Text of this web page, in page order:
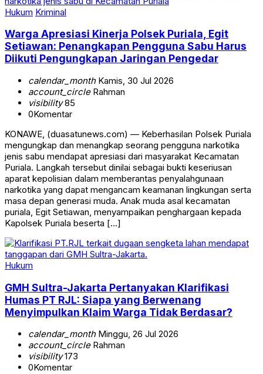
Hukum Kriminal
Warga Apresiasi Kinerja Polsek Puriala, Egit
Setiawan: Penangkapan Pengguna Sabu Harus
Diikuti Pengungkapan Jaringan Pengedar
calendar_monthKamis, 30 Jul 2026
account_circleRahman
visibility85
0Komentar
KONAWE, (duasatunews.com) — Keberhasilan Polsek Puriala
mengungkap dan menangkap seorang pengguna narkotika
jenis sabu mendapat apresiasi dari masyarakat Kecamatan
Puriala. Langkah tersebut dinilai sebagai bukti keseriusan
aparat kepolisian dalam memberantas penyalahgunaan
narkotika yang dapat mengancam keamanan lingkungan serta
masa depan generasi muda. Anak muda asal kecamatan
puriala, Egit Setiawan, menyampaikan penghargaan kepada
Kapolsek Puriala beserta […]
Hukum
GMH Sultra-Jakarta Pertanyakan Klarifikasi
Humas PT RJL: Siapa yang Berwenang
Menyimpulkan Klaim Warga Tidak Berdasar?
calendar_monthMinggu, 26 Jul 2026
account_circleRahman
visibility173
0Komentar